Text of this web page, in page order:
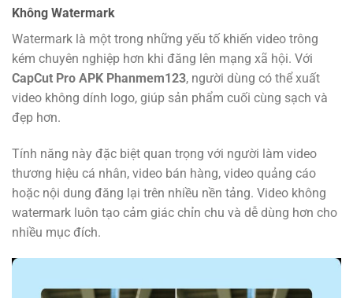
Không Watermark
Watermark là một trong những yếu tố khiến video trông
kém chuyên nghiệp hơn khi đăng lên mạng xã hội. Với
CapCut Pro APK Phanmem123, người dùng có thể xuất
video không dính logo, giúp sản phẩm cuối cùng sạch và
đẹp hơn.
Tính năng này đặc biệt quan trọng với người làm video
thương hiệu cá nhân, video bán hàng, video quảng cáo
hoặc nội dung đăng lại trên nhiều nền tảng. Video không
watermark luôn tạo cảm giác chỉn chu và dễ dùng hơn cho
nhiều mục đích.